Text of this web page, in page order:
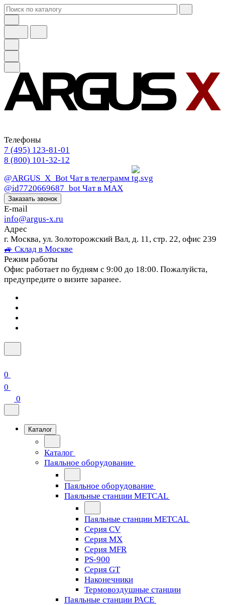
Телефоны
7 (495) 123-81-01
8 (800) 101-32-12
@ARGUS_X_Bot Чат в телеграмм
@id7720669687_bot Чат в МАХ
Заказать звонок
E-mail
info@argus-x.ru
Адрес
г. Москва, ул. Золоторожский Вал, д. 11, стр. 22, офис 239
🚙 Склад в Москве
Режим работы
Офис работает по будням с 9:00 до 18:00. Пожалуйста,
предупредите о визите заранее.
0
0
0
Каталог
Каталог
Паяльное оборудование
Паяльное оборудование
Паяльные станции METCAL
Паяльные станции METCAL
Серия CV
Серия MX
Серия MFR
PS-900
Серия GT
Наконечники
Термовоздушные станции
Паяльные станции PACE